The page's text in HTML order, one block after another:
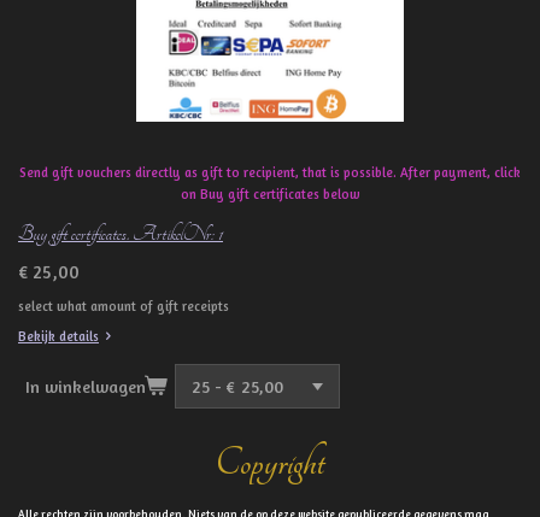
Send gift vouchers directly as gift to recipient, that is possible. After payment, click
on Buy gift certificates below
Buy gift certificates. ArtikelNr: 1
€ 25,00
select what amount of gift receipts
Bekijk details
In winkelwagen
Copyright
Alle rechten zijn voorbehouden. Niets van de op deze website gepubliceerde gegevens mag